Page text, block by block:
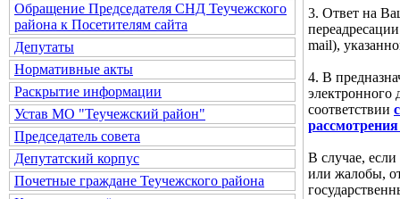
Обращение Председателя СНД Теучежского
района к Посетителям сайта
Депутаты
Нормативные акты
Раскрытие информации
Устав МО "Теучежский район"
Председатель совета
Депутатский корпус
Почетные граждане Теучежского района
3. Ответ на
mail),
4. В
электронного
соответствии
В случае,
или жалобы,